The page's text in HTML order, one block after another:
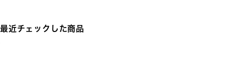
最近チェックした商品